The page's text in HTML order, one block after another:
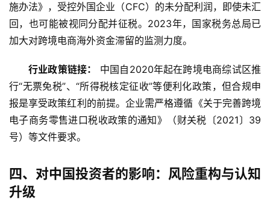
施办法》，受控外国企业（CFC）的未分配利润，即使未汇
回，也可能被视同分配并征税。2023年，国家税务总局已
加大对跨境电商海外资金滞留的监测力度。
行业政策链接：
中国自2020年起在跨境电商综试区推
行“无票免税”、“所得税核定征收”等便利化政策，但合规申
报是享受政策红利的前提。企业需严格遵循《关于完善跨境
电子商务零售进口税收政策的通知》（财关税〔2021〕39
号）等文件要求。
四、对中国投资者的影响：风险重构与认知
升级